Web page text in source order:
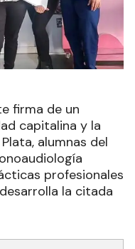
firma de un
capitalina y la
alumnas del
profesionales
la citada